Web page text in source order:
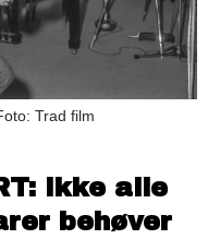
Trad film
Ikke alle
behøver